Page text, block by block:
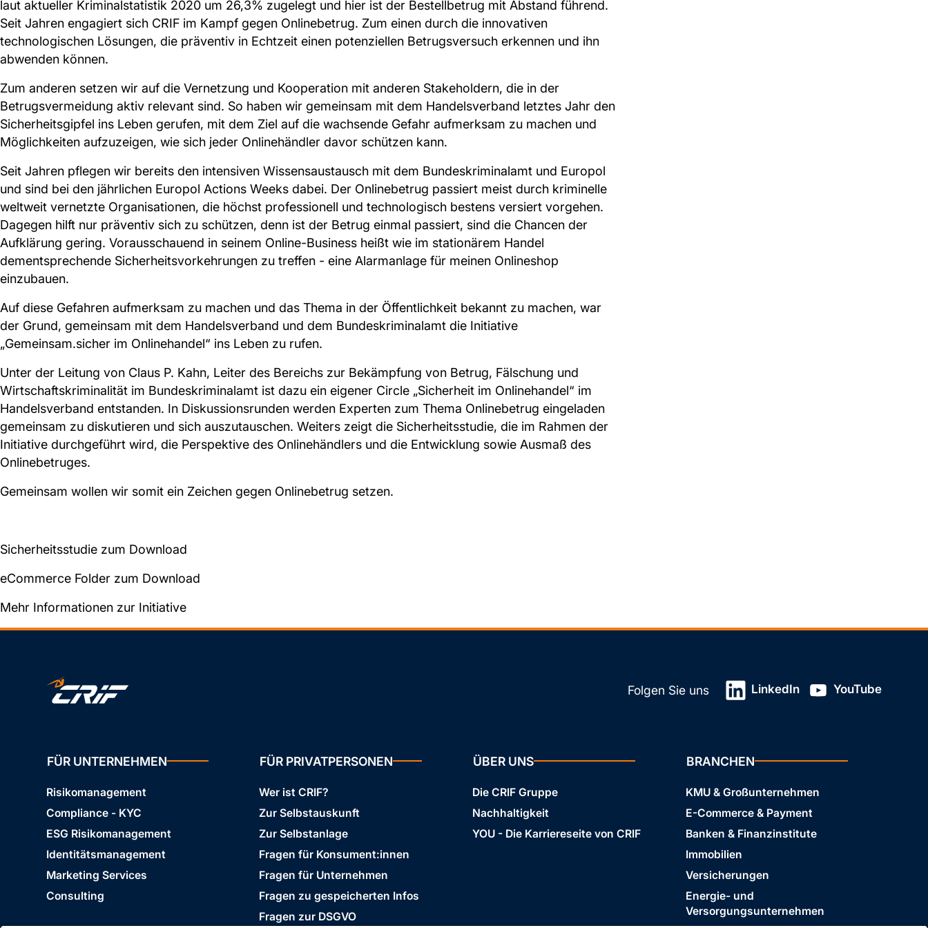
laut aktueller Kriminalstatistik 2020 um 26,3% zugelegt und hier ist der Bestellbetrug mit Abstand führend.
Seit Jahren engagiert sich CRIF im Kampf gegen Onlinebetrug. Zum einen durch die innovativen
technologischen Lösungen, die präventiv in Echtzeit einen potenziellen Betrugsversuch erkennen und ihn
abwenden können.
Zum anderen setzen wir auf die Vernetzung und Kooperation mit anderen Stakeholdern, die in der
Betrugsvermeidung aktiv relevant sind. So haben wir gemeinsam mit dem Handelsverband letztes Jahr den
Sicherheitsgipfel ins Leben gerufen, mit dem Ziel auf die wachsende Gefahr aufmerksam zu machen und
Möglichkeiten aufzuzeigen, wie sich jeder Onlinehändler davor schützen kann.
Seit Jahren pflegen wir bereits den intensiven Wissensaustausch mit dem Bundeskriminalamt und Europol
und sind bei den jährlichen Europol Actions Weeks dabei. Der Onlinebetrug passiert meist durch kriminelle
weltweit vernetzte Organisationen, die höchst professionell und technologisch bestens versiert vorgehen.
Dagegen hilft nur präventiv sich zu schützen, denn ist der Betrug einmal passiert, sind die Chancen der
Aufklärung gering. Vorausschauend in seinem Online-Business heißt wie im stationärem Handel
dementsprechende Sicherheitsvorkehrungen zu treffen - eine Alarmanlage für meinen Onlineshop
einzubauen.
Auf diese Gefahren aufmerksam zu machen und das Thema in der Öffentlichkeit bekannt zu machen, war
der Grund, gemeinsam mit dem Handelsverband und dem Bundeskriminalamt die Initiative
„Gemeinsam.sicher im Onlinehandel“ ins Leben zu rufen.
Unter der Leitung von Claus P. Kahn, Leiter des Bereichs zur Bekämpfung von Betrug, Fälschung und
Wirtschaftskriminalität im Bundeskriminalamt ist dazu ein eigener Circle „Sicherheit im Onlinehandel“ im
Handelsverband entstanden. In Diskussionsrunden werden Experten zum Thema Onlinebetrug eingeladen
gemeinsam zu diskutieren und sich auszutauschen. Weiters zeigt die Sicherheitsstudie, die im Rahmen der
Initiative durchgeführt wird, die Perspektive des Onlinehändlers und die Entwicklung sowie Ausmaß des
Onlinebetruges.
Gemeinsam wollen wir somit ein Zeichen gegen Onlinebetrug setzen.
Sicherheitsstudie zum Download
eCommerce Folder zum Download
Mehr Informationen zur Initiative
Folgen Sie uns LinkedIn YouTube
FÜR UNTERNEHMEN
Risikomanagement
Compliance - KYC
ESG Risikomanagement
Identitätsmanagement
Marketing Services
Consulting
FÜR PRIVATPERSONEN
Wer ist CRIF?
Zur Selbstauskunft
Zur Selbstanlage
Fragen für Konsument:innen
Fragen für Unternehmen
Fragen zu gespeicherten Infos
Fragen zur DSGVO
ÜBER UNS
Die CRIF Gruppe
Nachhaltigkeit
YOU - Die Karriereseite von CRIF
BRANCHEN
KMU & Großunternehmen
E-Commerce & Payment
Banken & Finanzinstitute
Immobilien
Versicherungen
Energie- und
Versorgungsunternehmen